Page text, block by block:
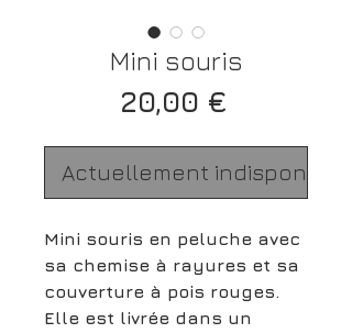
Mini souris
20,00 €Prix
Actuellement indisponible
Mini souris en peluche avec
sa chemise à rayures et sa
couverture à pois rouges.
Elle est livrée dans un